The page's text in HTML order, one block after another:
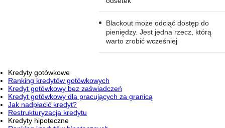
Blackout może odciąć dostęp do
pieniędzy. Jest jedna rzecz, którą
warto zrobić wcześniej
Kredyty gotówkowe
Ranking kredytów gotówkowych
Kredyt gotówkowy bez zaświadczeń
Kredyt gotówkowy dla pracujących za granicą
Jak nadpłacić kredyt?
Restrukturyzacja kredytu
Kredyty hipoteczne